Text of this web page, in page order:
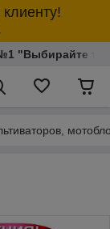
"Выбирайте